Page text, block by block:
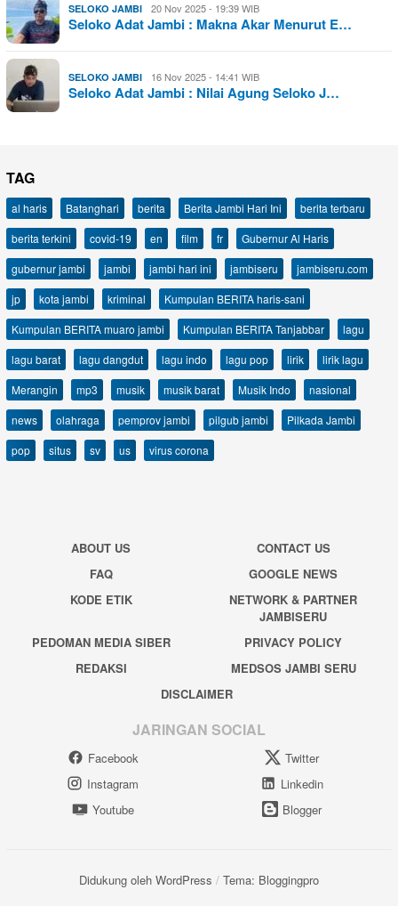
SELOKO JAMBI 20 Nov 2025 - 19:39 WIB
Seloko Adat Jambi : Makna Akar Menurut E…
SELOKO JAMBI 16 Nov 2025 - 14:41 WIB
Seloko Adat Jambi : Nilai Agung Seloko J…
TAG
al haris Batanghari berita Berita Jambi Hari Ini
berita terbaru
berita terkini
covid-19 en film fr
Gubernur Al Haris
gubernur jambi
jambi jambi hari ini jambiseru
jambiseru.com
jp
kota jambi kriminal
Kumpulan BERITA haris-sani
Kumpulan BERITA muaro jambi
Kumpulan BERITA Tanjabbar
lagu
lagu barat
lagu dangdut lagu indo lagu pop lirik
lirik lagu
Merangin
mp3 musik musik barat Musik Indo
nasional
news
olahraga pemprov jambi pilgub jambi
Pilkada Jambi
pop
situs sv us virus corona
ABOUT US
CONTACT US
FAQ
GOOGLE NEWS
KODE ETIK
NETWORK & PARTNER
JAMBISERU
PEDOMAN MEDIA SIBER
PRIVACY POLICY
REDAKSI
MEDSOS JAMBI SERU
DISCLAIMER
JARINGAN SOCIAL
Facebook
Twitter
Instagram
Linkedin
Youtube
Blogger
Didukung oleh WordPress / Tema: Bloggingpro